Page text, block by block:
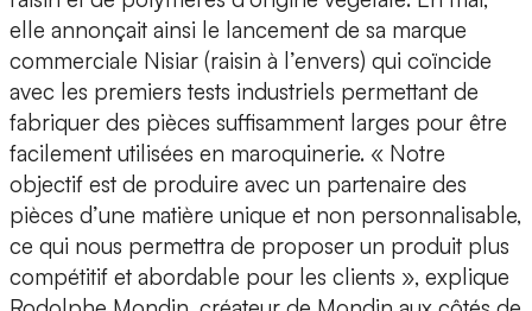
elle annonçait ainsi le lancement de sa marque
commerciale Nisiar (raisin à l’envers) qui coïncide
avec les premiers tests industriels permettant de
fabriquer des pièces suffisamment larges pour être
facilement utilisées en maroquinerie. « Notre
objectif est de produire avec un partenaire des
pièces d’une matière unique et non personnalisable,
ce qui nous permettra de proposer un produit plus
compétitif et abordable pour les clients », explique